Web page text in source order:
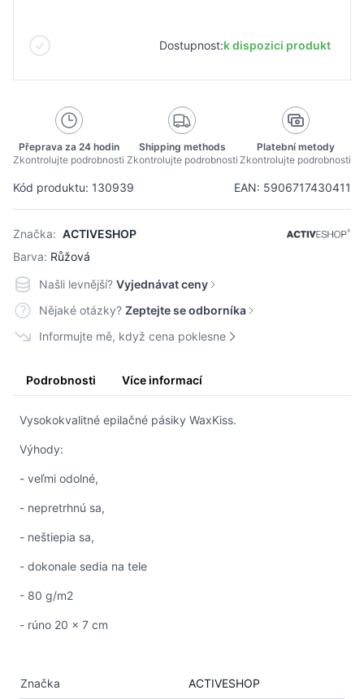
Kód produktu: 130939 EAN: 5906717430411
Značka: ACTIVESHOP
Barva: Růžová
Dostupnost:k dispozici produkt
Přeprava za 24 hodin
Zkontrolujte podrobnosti
Shipping methods
Zkontrolujte podrobnosti
Platební metody
Zkontrolujte podrobnosti
Našli levnější? Vyjednávat ceny
Nějaké otázky? Zeptejte se odborníka
Informujte mě, když cena poklesne
Podrobnosti Více informací
Vysokokvalitné epilačné pásiky WaxKiss.
Výhody:
- veľmi odolné,
- nepretrhnú sa,
- neštiepia sa,
- dokonale sedia na tele
- 80 g/m2
- rúno 20 x 7 cm
Značka ACTIVESHOP